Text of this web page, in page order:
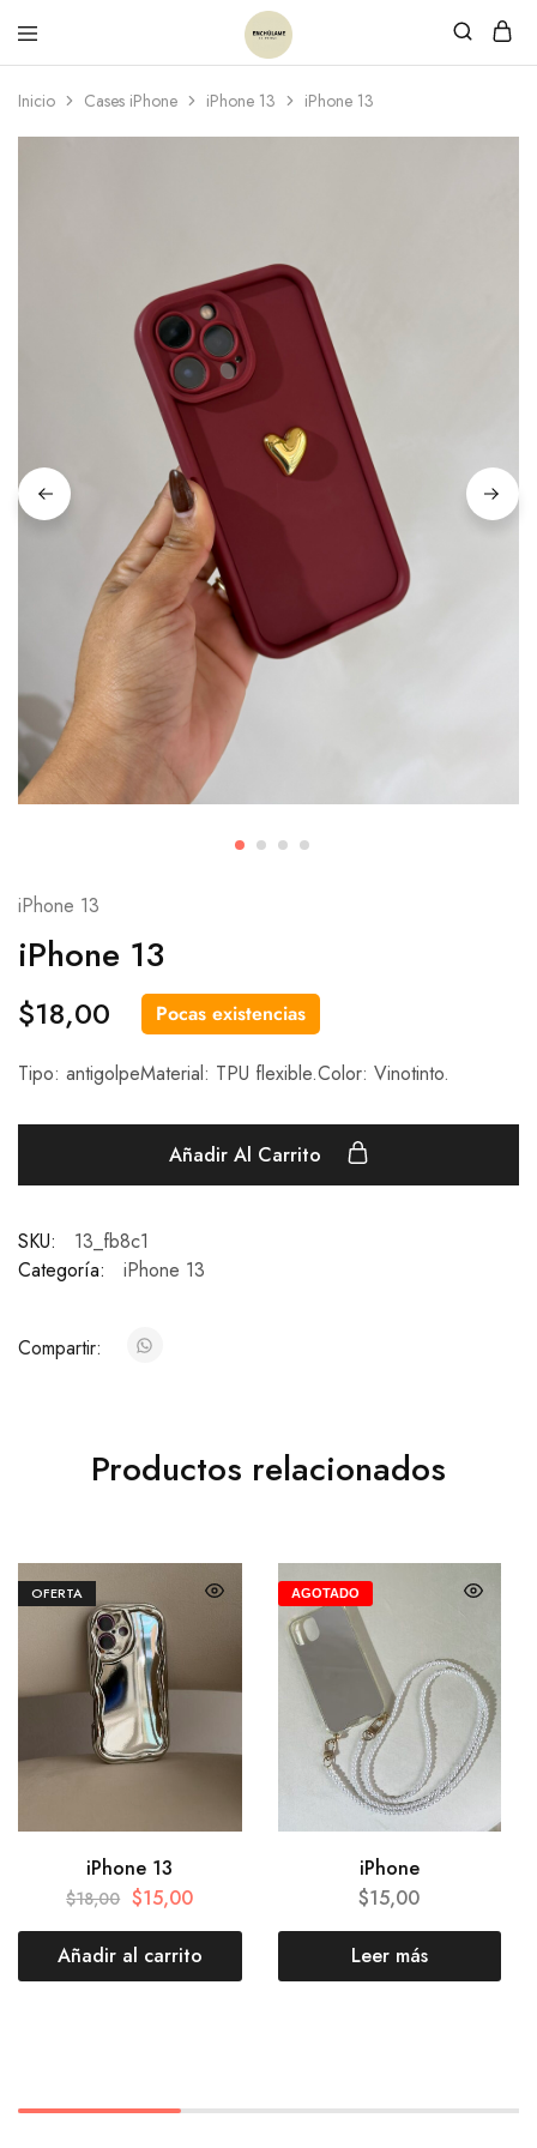
Inicio Cases iPhone iPhone 13 iPhone 13
iPhone 13
iPhone 13
$18,00 Pocas existencias
Tipo: antigolpeMaterial: TPU flexible.Color: Vinotinto.
Añadir Al Carrito
SKU:
13_fb8c1
Categoría:
iPhone 13
Compartir:
Productos relacionados
OFERTA
iPhone 13
$18,00 $15,00
Añadir al carrito
AGOTADO
iPhone
$15,00
Leer más